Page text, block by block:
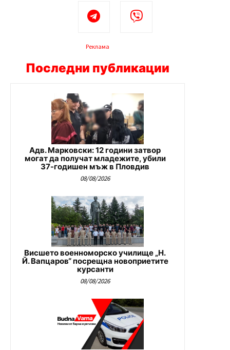
Реклама
Последни публикации
Адв. Марковски: 12 години затвор
могат да получат младежите, убили
37-годишен мъж в Пловдив
08/08/2026
Висшето военноморско училище „Н.
Й. Вапцаров“ посрещна новоприетите
курсанти
08/08/2026